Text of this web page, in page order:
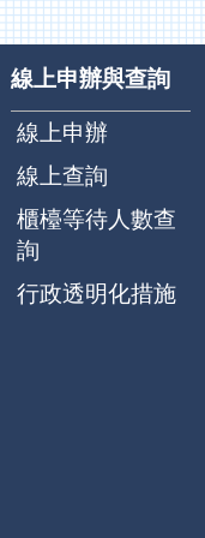
線上申辦與查詢
線上申辦
線上查詢
櫃檯等待人數查
詢
行政透明化措施